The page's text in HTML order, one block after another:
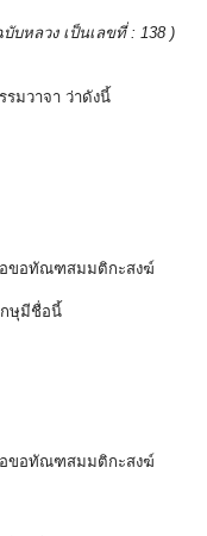
บหลวง เป็นเลขที่ : 138 )
มวาจา ว่าดังนี้
อขอทัณฑสมมติกะสงฆ์
ษุมีชื่อนี้
อขอทัณฑสมมติกะสงฆ์